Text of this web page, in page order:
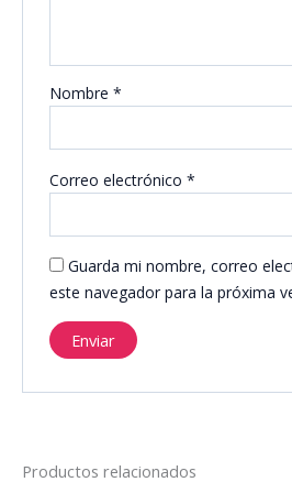
Nombre*
Correo electrónico*
Guarda mi nombre, correo
este navegador para la próxima
Productos relacionados